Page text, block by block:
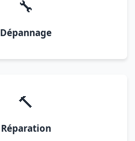
🔧
Dépannage
🔨
Réparation